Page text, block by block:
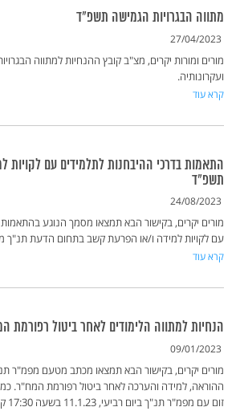
מתווה הבגרויות הגמישה תשפ"ד
27/04/2023
מורים ומורות יקרים, מצ"ב קובץ ההנחיות למתווה
ועקרונותיה.
קרא עוד
התאמות בדרכי ההיבחנות לתלמידים עם לקויות
תשפ"ד
24/08/2023
מורים יקרים, בקישור הבא תמצאו מסמך הנוגע
עם לקויות למידה ו/או הפרעת קשב בתחום הדעת תנ"ך
קרא עוד
הנחיות למתווה הלימודים לאחר ביטול רפורמת
09/01/2023
מורים יקרים, בקישור הבא תמצאו מכתב מטעם מפמ"ר
ההוראה, למידה והערכה לאחר ביטול רפורמת המח"ר.
זום עם מפמ"ר תנ"ך ביום רביעי, 11.1.23 בשעה 17:30 קישור לזום המפגש